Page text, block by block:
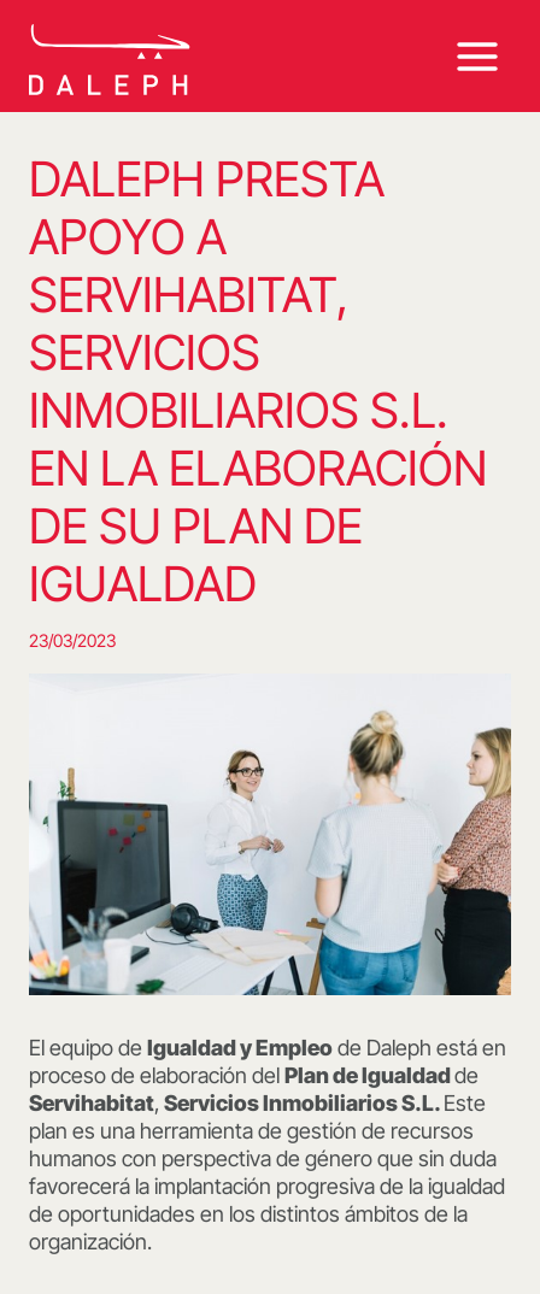
DALEPH PRESTA
APOYO A
SERVIHABITAT,
SERVICIOS
INMOBILIARIOS S.L.
EN LA ELABORACIÓN
DE SU PLAN DE
IGUALDAD
23/03/2023
El equipo de Igualdad y Empleode Daleph está en
proceso de elaboración delPlan de Igualdadde
Servihabitat, Servicios Inmobiliarios S.L.Este
plan es una herramienta de gestión de recursos
humanos con perspectiva de género que sin duda
favorecerá la implantación progresiva de la igualdad
de oportunidades en los distintos ámbitos de la
organización.